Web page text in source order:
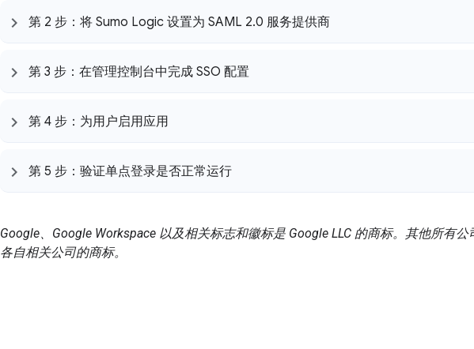
第 2 步：将 Sumo Logic 设置为 SAML 2.0 服务提供商
第 3 步：在管理控制台中完成 SSO 配置
第 4 步：为用户启用应用
第 5 步：验证单点登录是否正常运行
Google、Google Workspace 以及相关标志和徽标是 Google LLC 的商标。其他所有
各自相关公司的商标。